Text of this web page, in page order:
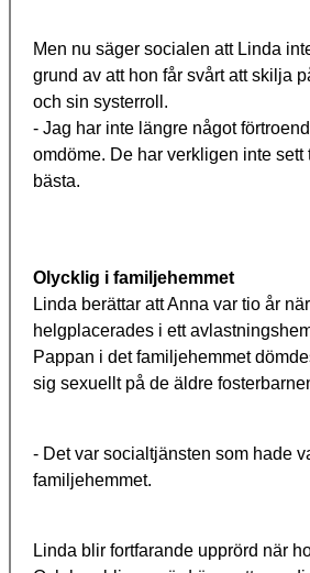
Men nu säger socialen att Linda
grund av att hon får svårt att skilja
och sin systerroll.
- Jag har inte längre något
omdöme. De har verkligen inte
bästa.
Olycklig i familjehemmet
Linda berättar att Anna var tio år
helgplacerades i ett
Pappan i det familjehemmet
sig sexuellt på de äldre
- Det var socialtjänsten som hade
familjehemmet.
Linda blir fortfarande upprörd när